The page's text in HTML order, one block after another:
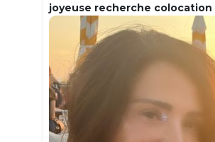
joyeuse recherche colocation